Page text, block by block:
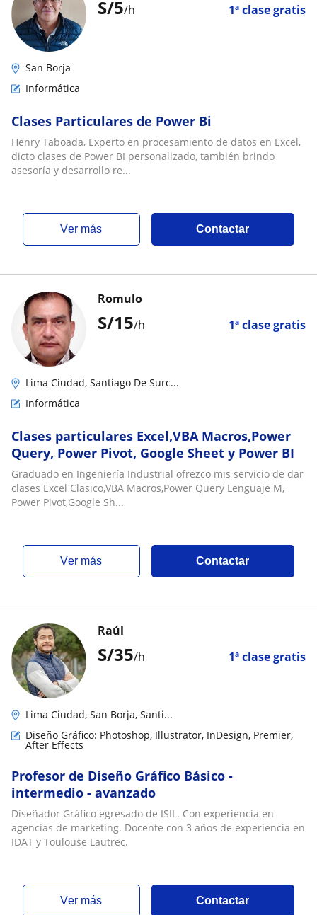
S/5/h 1ª clase gratis
San Borja
Informática
Clases Particulares de Power Bi
Henry Taboada, Experto en procesamiento de datos en Excel,
dicto clases de Power BI personalizado, también brindo
asesoría y desarrollo re...
ver más Contactar
S/15/h 1ª clase gratis
Romulo
Lima Ciudad, Santiago De Surc...
Informática
Clases particulares Excel,VBA Macros,Power
Query, Power Pivot, Google Sheet y Power BI
Graduado en Ingeniería Industrial ofrezco mis servicio de dar
clases Excel Clasico,VBA Macros,Power Query Lenguaje M,
Power Pivot,Google Sh...
ver más Contactar
S/35/h 1ª clase gratis
Raúl
Lima Ciudad, San Borja, Santi...
Diseño Gráfico: Photoshop, Illustrator, InDesign, Premier,
After Effects
Profesor de Diseño Gráfico Básico -
intermedio - avanzado
Diseñador Gráfico egresado de ISIL. Con experiencia en
agencias de marketing. Docente con 3 años de experiencia en
IDAT y Toulouse Lautrec.
ver más Contactar